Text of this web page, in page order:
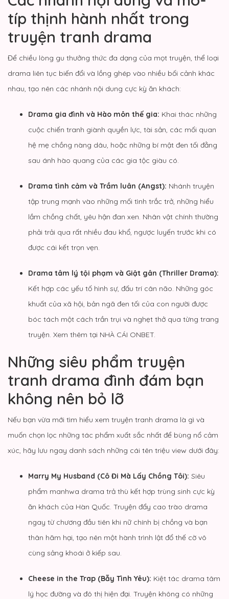
típ thịnh hành nhất trong
truyện tranh drama
Để chiều lòng gu thưởng thức đa dạng của mọt truyện, thể loại
drama liên tục biến đổi và lồng ghép vào nhiều bối cảnh khác
nhau, tạo nên các nhánh nội dung cực kỳ ăn khách:
Drama gia đình và Hào môn thế gia: Khai thác những
cuộc chiến tranh giành quyền lực, tài sản, các mối quan
hệ mẹ chồng nàng dâu, hoặc những bí mật đen tối đằng
sau ánh hào quang của các gia tộc giàu có.
Drama tình cảm và Trầm luân (Angst): Nhánh truyện
tập trung mạnh vào những mối tình trắc trở, những hiểu
lầm chồng chất, yêu hận đan xen. Nhân vật chính thường
phải trải qua rất nhiều đau khổ, ngược luyến trước khi có
được cái kết trọn vẹn.
Drama tâm lý tội phạm và Giật gân (Thriller Drama):
Kết hợp các yếu tố hình sự, đấu trí cân não. Những góc
khuất của xã hội, bản ngã đen tối của con người được
bóc tách một cách trần trụi và nghẹt thở qua từng trang
truyện. Xem thêm tại NHÀ CÁI ONBET.
Những siêu phẩm truyện
tranh drama đình đám bạn
không nên bỏ lỡ
Nếu bạn vừa mới tìm hiểu xem truyện tranh drama là gì và
muốn chọn lọc những tác phẩm xuất sắc nhất để bùng nổ cảm
xúc, hãy lưu ngay danh sách những cái tên triệu view dưới đây:
Marry My Husband (Cô Đi Mà Lấy Chồng Tôi): Siêu
phẩm manhwa drama trả thù kết hợp trùng sinh cực kỳ
ăn khách của Hàn Quốc. Truyện đẩy cao trào drama
ngay từ chương đầu tiên khi nữ chính bị chồng và bạn
thân hãm hại, tạo nên một hành trình lật đổ thế cờ vô
cùng sảng khoái ở kiếp sau.
Cheese in the Trap (Bẫy Tình Yêu): Kiệt tác drama tâm
lý học đường và đô thị hiện đại. Truyện không có những